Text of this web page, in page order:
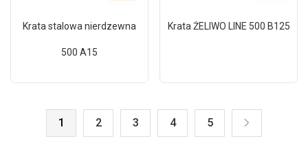
Krata stalowa nierdzewna
500 A15
Krata ŻELIWO LINE 500 B125
1 2 3 4 5